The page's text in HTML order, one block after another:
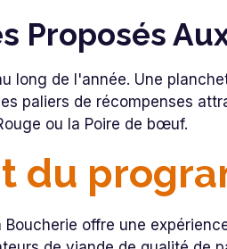
Proposés
long de l'année. Une
paliers de récompenses
ou la Poire de bœuf.
du
offre une